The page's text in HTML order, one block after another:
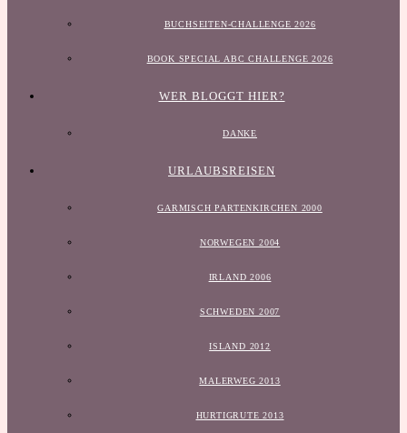
BUCHSEITEN-CHALLENGE 2026
BOOK SPECIAL ABC CHALLENGE 2026
WER BLOGGT HIER?
DANKE
URLAUBSREISEN
GARMISCH PARTENKIRCHEN 2000
NORWEGEN 2004
IRLAND 2006
SCHWEDEN 2007
ISLAND 2012
MALERWEG 2013
HURTIGRUTE 2013